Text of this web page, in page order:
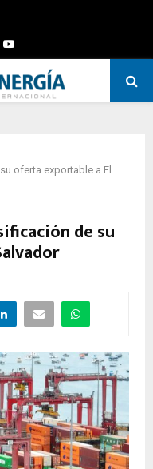
Youtube
oferta exportable a El
de su